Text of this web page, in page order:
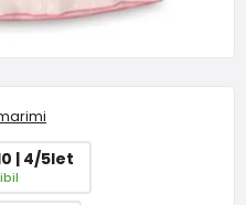
| 4/5let